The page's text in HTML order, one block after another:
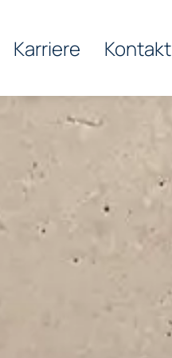
Karriere Kontakt